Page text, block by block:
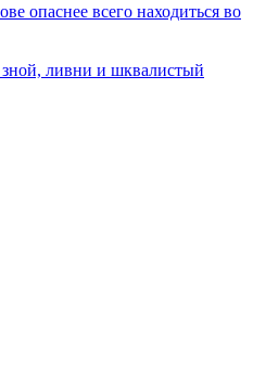
опаснее всего находиться во
зной, ливни и шквалистый